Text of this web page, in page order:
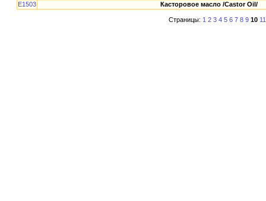
E1503
Касторовое масло /Castor Oil/
Страницы: 1 2 3 4 5 6 7 8 9 10 11